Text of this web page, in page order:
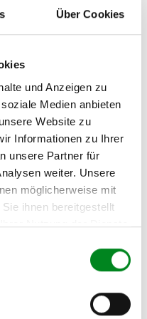
Über Cookies
und Anzeigen zu
Medien anbieten
Website zu
Informationen zu Ihrer
unsere Partner für
weiter. Unsere
möglicherweise mit
ihnen bereitgestellt
Nutzung der Dienste
48653, DE
Lenkgetriebes ist